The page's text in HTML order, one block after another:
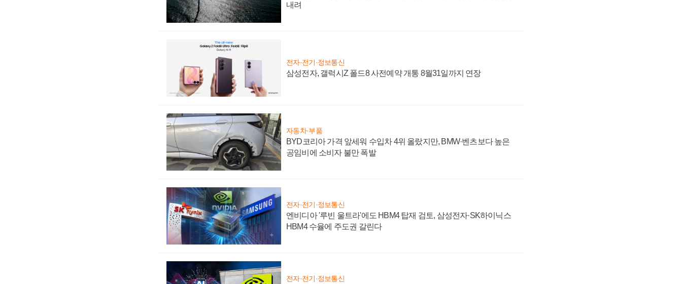
내려
전자·전기·정보통신
삼성전자, 갤럭시Z 폴드8 사전예약 개통 8월31일까지 연장
자동차·부품
BYD코리아 가격 앞세워 수입차 4위 올랐지만, BMW·벤츠보다 높은
공임비에 소비자 불만 폭발
전자·전기·정보통신
엔비디아 '루빈 울트라'에도 HBM4 탑재 검토, 삼성전자·SK하이닉스
HBM4 수율에 주도권 갈린다
전자·전기·정보통신